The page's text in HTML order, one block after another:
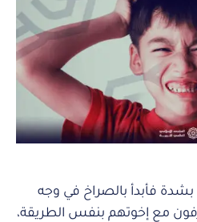
فأبدأ بالصراخ في وجه
مع إخوتهم بنفس الطريقة،